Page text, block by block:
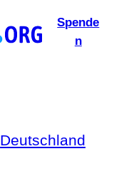
Spende
n
Deutschland